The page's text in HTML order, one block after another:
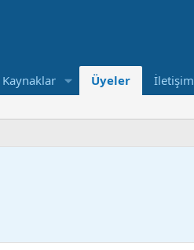
Kaynaklar Üyeler İletişim